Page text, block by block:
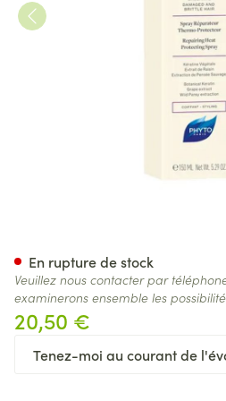
20,50 €
Tenez-moi au courant de
En rupture de stock
Veuillez nous contacter par
examinerons ensemble les